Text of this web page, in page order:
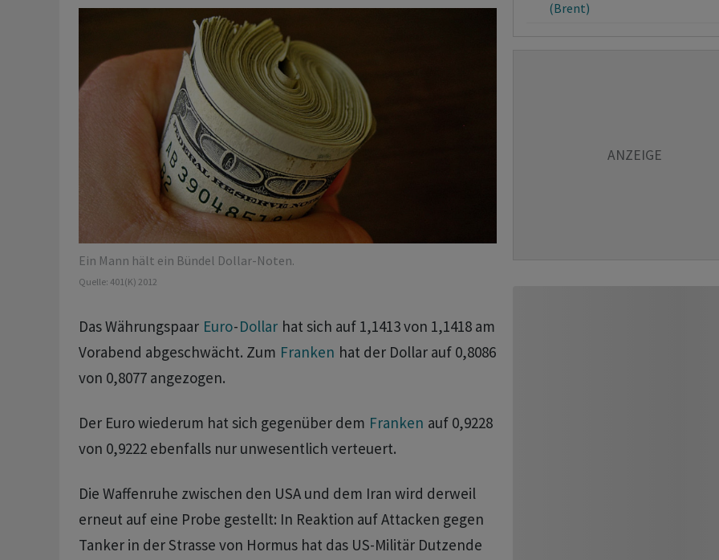
Ein Mann hält ein Bündel Dollar-Noten.
Quelle: 401(K) 2012
Das Währungspaar Euro-Dollar hat sich auf 1,1413 von 1,1418 am
Vorabend abgeschwächt. Zum Franken hat der Dollar auf 0,8086
von 0,8077 angezogen.
Der Euro wiederum hat sich gegenüber dem Franken auf 0,9228
von 0,9222 ebenfalls nur unwesentlich verteuert.
Die Waffenruhe zwischen den USA und dem Iran wird derweil
erneut auf eine Probe gestellt: In Reaktion auf Attacken gegen
Tanker in der Strasse von Hormus hat das US-Militär Dutzende
(Brent)